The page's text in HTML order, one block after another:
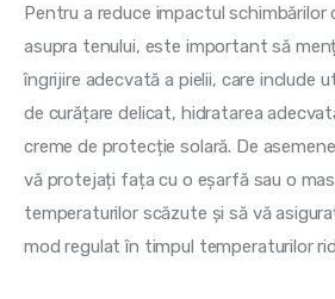
Pentru a reduce impactul schimbărilor
asupra tenului, este important să
îngrijire adecvată a pielii, care include
de curățare delicat, hidratarea
creme de protecție solară. De
vă protejați fața cu o eșarfă sau o
temperaturilor scăzute și să vă
mod regulat în timpul temperaturilor